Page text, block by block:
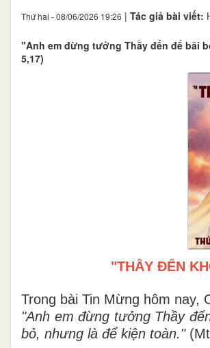
Thứ hai - 08/06/2026 19:26 | Tác giả bài viết:
"Anh em đừng tưởng Thầy đến để bãi
5,17)
"THẦY ĐẾN
Trong bài Tin Mừng hôm nay,
"Anh em đừng tưởng Thầy
bỏ, nhưng là để kiện toàn."(Mt